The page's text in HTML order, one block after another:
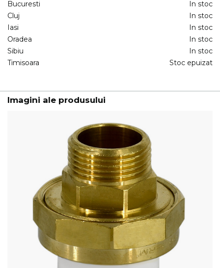
Bucuresti
In stoc
Cluj
In stoc
Iasi
In stoc
Oradea
In stoc
Sibiu
In stoc
Timisoara
Stoc epuizat
Imagini ale produsului